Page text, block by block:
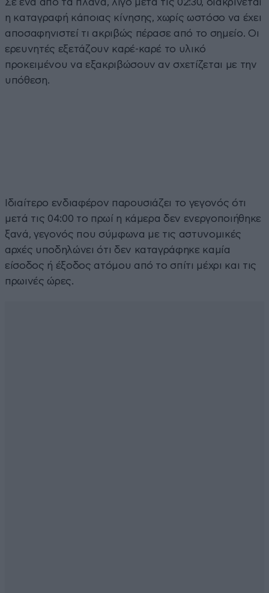
Σε ένα από τα πλάνα, λίγο μετά τις 02:30, διακρίνεται
η καταγραφή κάποιας κίνησης, χωρίς ωστόσο να έχει
αποσαφηνιστεί τι ακριβώς πέρασε από το σημείο. Οι
ερευνητές εξετάζουν καρέ-καρέ το υλικό
προκειμένου να εξακριβώσουν αν σχετίζεται με την
υπόθεση.
Ιδιαίτερο ενδιαφέρον παρουσιάζει το γεγονός ότι
μετά τις 04:00 το πρωί η κάμερα δεν ενεργοποιήθηκε
ξανά, γεγονός που σύμφωνα με τις αστυνομικές
αρχές υποδηλώνει ότι δεν καταγράφηκε καμία
είσοδος ή έξοδος ατόμου από το σπίτι μέχρι και τις
πρωινές ώρες.